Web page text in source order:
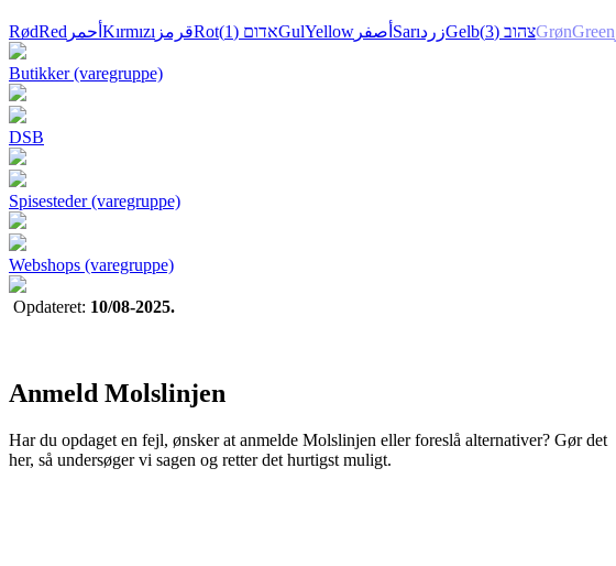
RødRed أحمر Kırmızı قرمزRot אדום (1) GulYellow أصفر SarıزردGelb צהוב (3) GrønGreen
Butikker (varegruppe)
DSB
Spisesteder (varegruppe)
Webshops (varegruppe)
Opdateret: 10/08-2025.
Anmeld Molslinjen
Har du opdaget en fejl, ønsker at anmelde Molslinjen eller foreslå alternativer? Gør det
her, så undersøger vi sagen og retter det hurtigst muligt.